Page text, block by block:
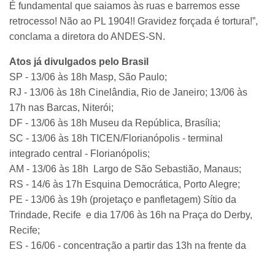
É fundamental que saiamos às ruas e barremos esse
retrocesso! Não ao PL 1904!! Gravidez forçada é tortura!”,
conclama a diretora do ANDES-SN.
Atos já divulgados pelo Brasil
SP - 13/06 às 18h Masp, São Paulo;
RJ - 13/06 às 18h Cinelândia, Rio de Janeiro; 13/06 às
17h nas Barcas, Niterói;
DF - 13/06 às 18h Museu da República, Brasília;
SC - 13/06 às 18h TICEN/Florianópolis - terminal
integrado central - Florianópolis;
AM - 13/06 às 18h Largo de São Sebastião, Manaus;
RS - 14/6 às 17h Esquina Democrática, Porto Alegre;
PE - 13/06 às 19h (projetaço e panfletagem) Sítio da
Trindade, Recife e dia 17/06 às 16h na Praça do Derby,
Recife;
ES - 16/06 - concentração a partir das 13h na frente da